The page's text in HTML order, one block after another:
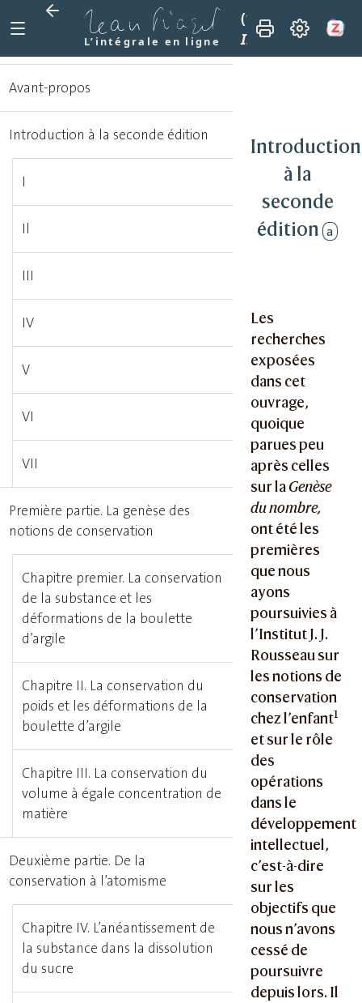
L’intégrale en ligne
(1962)
Le
Introduction à la
Introduction
à la
seconde
édition a
Les
recherches
exposées
dans cet
ouvrage,
quoique
parues peu
après celles
sur laGenèse
du nombre,
ont été les
premières
que nous
ayons
poursuivies à
l’Institut J. J.
Rousseau sur
les notions de
conservation
chez l’enfant1
et sur le rôle
des
opérations
dans le
développement
intellectuel,
c’est-à-dire
sur les
objectifs que
nous n’avons
cessé de
poursuivre
depuis lors. Il
Avant-propos
Introduction à la seconde édition
I
Il
III
IV
V
VI
VII
Première partie. La genèse des
notions de conservation
Chapitre premier. La conservation
de la substance et les
déformations de la boulette
d’argile
Chapitre II. La conservation du
poids et les déformations de la
boulette d’argile
Chapitre III. La conservation du
volume à égale concentration de
matière
Deuxième partie. De la
conservation à l’atomisme
Chapitre IV. L’anéantissement de
la substance dans la dissolution
du sucre